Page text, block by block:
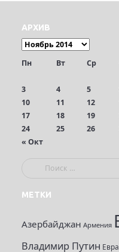
АРХИВ
Пн Вт Ср
« Окт
3
4 5
10
11 12
17
18 19
24
25 26
и
:
МЕТКИ
Азербайджан Армения
Владимир Путин